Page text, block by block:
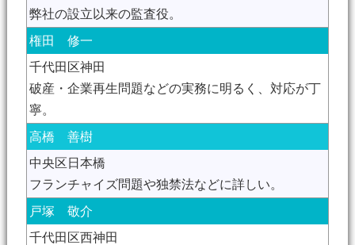
弊社の設立以来の監査役。
権田 修一
千代田区神田
破産・企業再生問題などの実務に明るく、対応が丁
寧。
高橋 善樹
中央区日本橋
フランチャイズ問題や独禁法などに詳しい。
戸塚 敬介
千代田区西神田